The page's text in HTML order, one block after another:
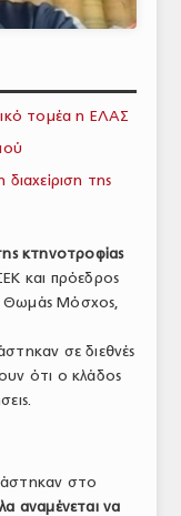
τομέα η ΕΛΑΣ
της
κτηνοτροφίας
και πρόεδρος
Θωμάς Μόσχος,
σε διεθνές
ότι ο κλάδος
στο
αναμένεται να